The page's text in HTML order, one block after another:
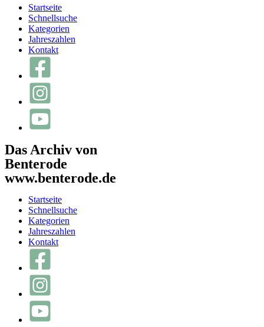
Startseite
Schnellsuche
Kategorien
Jahreszahlen
Kontakt
Das Archiv von
Benterode
www.benterode.de
Startseite
Schnellsuche
Kategorien
Jahreszahlen
Kontakt